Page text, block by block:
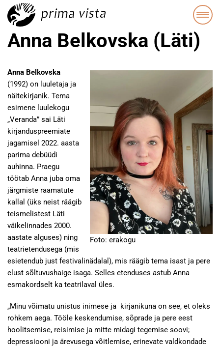
Anna Belkovska (Läti)
Foto: erakogu
Anna Belkovska
(1992) on luuletaja ja
näitekirjanik. Tema
esimene luulekogu
„Veranda” sai Läti
kirjanduspreemiate
jagamisel 2022. aasta
parima debüüdi
auhinna. Praegu
töötab Anna juba oma
järgmiste raamatute
kallal (üks neist räägib
teismelistest Läti
väikelinnades 2000.
aastate alguses) ning
teatrietendusega (mis
esietendub just festivalinädalal), mis räägib tema isast ja pere
elust sõltuvushaige isaga. Selles etenduses astub Anna
esmakordselt ka teatrilaval üles.
„Minu võimatu unistus inimese ja kirjanikuna on see, et oleks
rohkem aega. Tööle keskendumise, sõprade ja pere eest
hoolitsemise, reisimise ja mitte midagi tegemise soovi;
depressiooni ja ärevusega võitlemise, erinevate valdkondade